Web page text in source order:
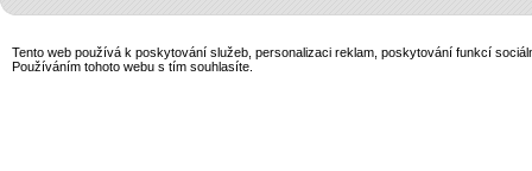
Tento web používá k poskytování služeb, personalizaci reklam, poskytování funkcí
Používáním tohoto webu s tím souhlasíte.